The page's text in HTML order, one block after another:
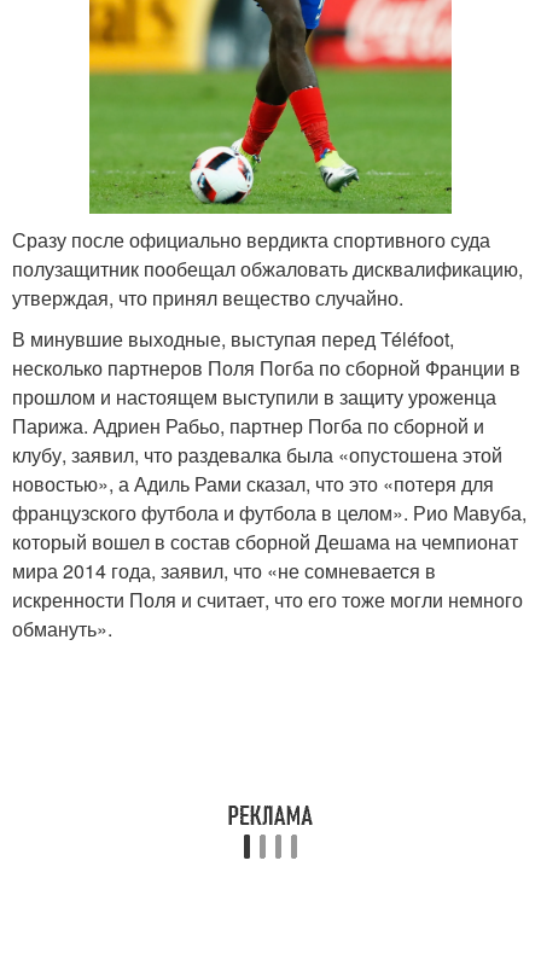
Сразу после официально вердикта спортивного суда
полузащитник пообещал обжаловать дисквалификацию,
утверждая, что принял вещество случайно.
В минувшие выходные, выступая перед Téléfoot,
несколько партнеров Поля Погба по сборной Франции в
прошлом и настоящем выступили в защиту уроженца
Парижа. Адриен Рабьо, партнер Погба по сборной и
клубу, заявил, что раздевалка была «опустошена этой
новостью», а Адиль Рами сказал, что это «потеря для
французского футбола и футбола в целом». Рио Мавуба,
который вошел в состав сборной Дешама на чемпионат
мира 2014 года, заявил, что «не сомневается в
искренности Поля и считает, что его тоже могли немного
обмануть».